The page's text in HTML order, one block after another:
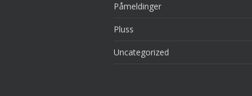
Påmeldinger
Pluss
Uncategorized